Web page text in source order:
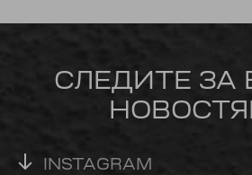
СЛЕДИТЕ ЗА
INSTAGRAM